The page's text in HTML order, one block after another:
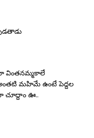
వింతనమ్మకాలే
మహిమే ఉంటే పెద్దల
చూద్దాం ఊ..